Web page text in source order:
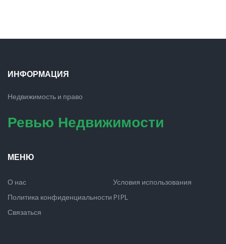
ИНФОРМАЦИЯ
Недвижимость и право
Ревью Недвижимости
МЕНЮ
О нас
Условия использования
Политика конфиденциальности PIPL
Связаться